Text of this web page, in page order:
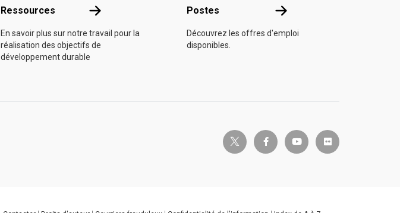
Ressources Ressources
En savoir plus sur notre travail pour la
réalisation des objectifs de
développement durable
Postes Postes
Découvrez les offres d'emploi
disponibles.
twitter-x facebook-fyoutube flickr